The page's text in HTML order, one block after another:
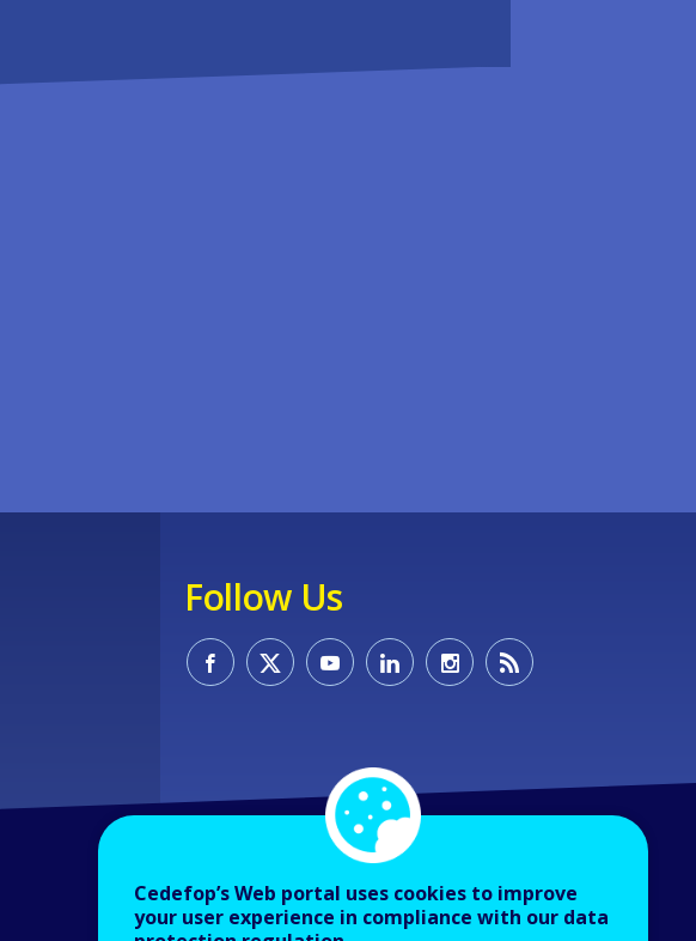
Follow Us
Cedefop’s Web portal uses cookies to improve
your user experience in compliance with our data